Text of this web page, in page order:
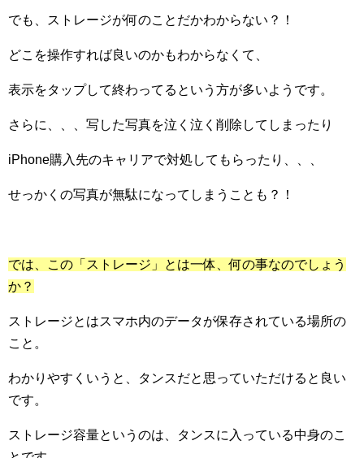
でも、ストレージが何のことだかわからない？！
どこを操作すれば良いのかもわからなくて、
表示をタップして終わってるという方が多いようです。
さらに、、、写した写真を泣く泣く削除してしまったり
iPhone購入先のキャリアで対処してもらったり、、、
せっかくの写真が無駄になってしまうことも？！
では、この「ストレージ」とは一体、何の事なのでしょう
か？
ストレージとはスマホ内のデータが保存されている場所の
こと。
わかりやすくいうと、タンスだと思っていただけると良い
です。
ストレージ容量というのは、タンスに入っている中身のこ